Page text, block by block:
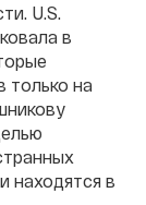
U.S.
в
только на
находятся в